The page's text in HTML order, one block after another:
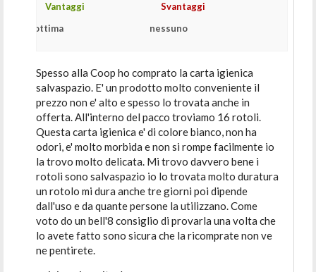
Vantaggi
ottima
Svantaggi
nessuno
Spesso alla Coop ho comprato la carta igienica
salvaspazio. E' un prodotto molto conveniente il
prezzo non e' alto e spesso lo trovata anche in
offerta. All'interno del pacco troviamo 16 rotoli.
Questa carta igienica e' di colore bianco, non ha
odori, e' molto morbida e non si rompe facilmente io
la trovo molto delicata. Mi trovo davvero bene i
rotoli sono salvaspazio io lo trovata molto duratura
un rotolo mi dura anche tre giorni poi dipende
dall'uso e da quante persone la utilizzano. Come
voto do un bell'8 consiglio di provarla una volta che
lo avete fatto sono sicura che la ricomprate non ve
ne pentirete.